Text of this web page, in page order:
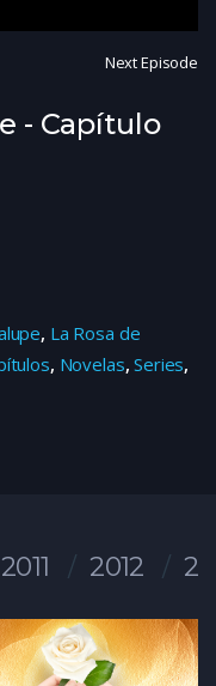
Next Episode
- Capítulo
, La Rosa de
, Novelas,Series,
2011 2012